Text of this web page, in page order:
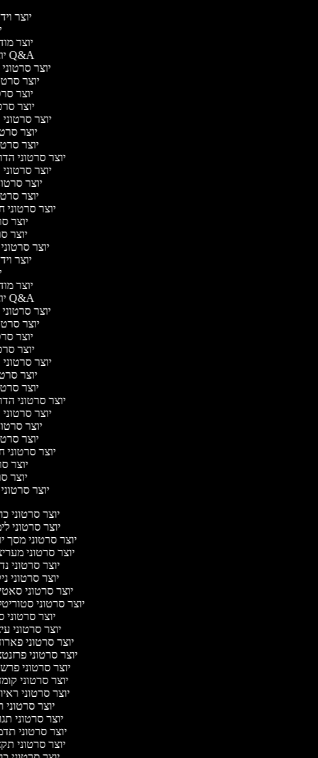
יוצר
יוצר
יוצר סרטוני Q&A
יוצר סרטוני
יוצר
יוצר
יוצר
יוצר סרטוני
יוצר
יוצר
יוצר סרטוני
יוצר סרטוני
יוצר
יוצר
יוצר סרטוני
יוצר
יוצר
יוצר סרטוני
יוצר
יוצר
יוצר סרטוני Q&A
יוצר סרטוני
יוצר
יוצר
יוצר
יוצר סרטוני
יוצר
יוצר
יוצר סרטוני
יוצר סרטוני
יוצר
יוצר
יוצר סרטוני
יוצר
יוצר
יוצר סרטוני
יוצר סרטוני
יוצר סרטוני
יוצר סרטוני מסך
יוצר סרטוני
יוצר סרטוני
יוצר סרטוני
יוצר סרטוני
יוצר סרטוני
יוצר סרטוני
יוצר סרטוני
יוצר סרטוני
יוצר סרטוני
יוצר סרטוני
יוצר סרטוני
יוצר סרטוני
יוצר
יוצר סרטוני
יוצר סרטוני
יוצר סרטוני